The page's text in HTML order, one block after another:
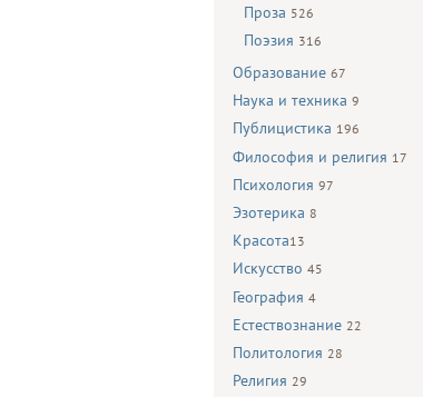
Проза 526
Поэзия 316
Образование 67
Наука и техника 9
Публицистика 196
Философия и религия 17
Психология 97
Эзотерика 8
Красота13
Искусство 45
География 4
Естествознание 22
Политология 28
Религия 29